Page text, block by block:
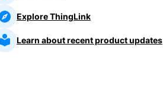
Explore ThingLink
Learn about recent product updates